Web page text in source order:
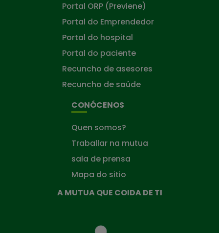
Portal ORP (Previene)
Portal do Emprendedor
Portal do hospital
Portal do paciente
Recuncho de asesores
Recuncho de saúde
CONÓCENOS
Quen somos?
Traballar na mutua
sala de prensa
Mapa do sitio
A MUTUA QUE COIDA DE TI
Mutua